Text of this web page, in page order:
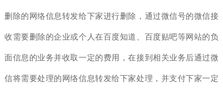
删除的网络信息转发给下家进行删除，通过微信号的微信接
收需要删除的企业或个人在百度知道、百度贴吧等网站的负
面信息的业务并收取一定的费用，在接到相关业务后通过微
信将需要处理的网络信息转发给下家处理，并支付下家一定